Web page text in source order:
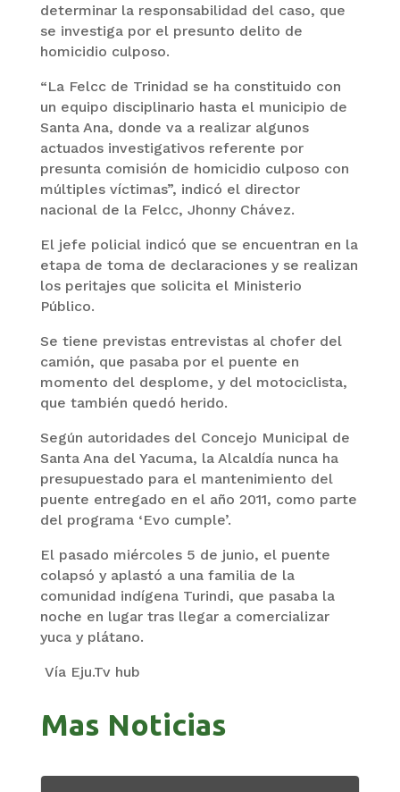
determinar la responsabilidad del caso, que
se investiga por el presunto delito de
homicidio culposo.
“La Felcc de Trinidad se ha constituido con
un equipo disciplinario hasta el municipio de
Santa Ana, donde va a realizar algunos
actuados investigativos referente por
presunta comisión de homicidio culposo con
múltiples víctimas”, indicó el director
nacional de la Felcc, Jhonny Chávez.
El jefe policial indicó que se encuentran en la
etapa de toma de declaraciones y se realizan
los peritajes que solicita el Ministerio
Público.
Se tiene previstas entrevistas al chofer del
camión, que pasaba por el puente en
momento del desplome, y del motociclista,
que también quedó herido.
Según autoridades del Concejo Municipal de
Santa Ana del Yacuma, la Alcaldía nunca ha
presupuestado para el mantenimiento del
puente entregado en el año 2011, como parte
del programa ‘Evo cumple’.
El pasado miércoles 5 de junio, el puente
colapsó y aplastó a una familia de la
comunidad indígena Turindi, que pasaba la
noche en lugar tras llegar a comercializar
yuca y plátano.
Vía Eju.Tv hub
Mas Noticias